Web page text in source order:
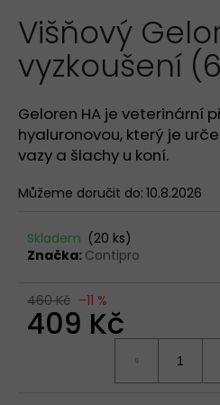
produktu
je
z
hvězdiček.
Višňový
vyzkoušení
Geloren HA je veterinární
hyaluronovou, který je
vazy a šlachy u koní.
Můžeme doručit do: 10.8.2026
Skladem (20 ks)
Značka: Contipro
460 Kč –11 %
409 Kč
a
í
?
o
p